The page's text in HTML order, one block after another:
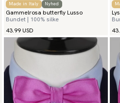
Made in Italy Nyhed
Gammelrosa butterfly Lusso
Bundet | 100% silke
43.99 USD